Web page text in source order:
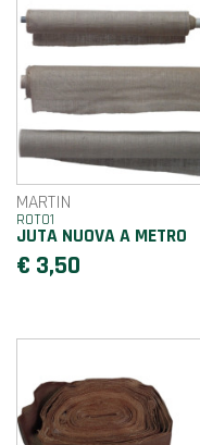
MARTIN
ROT01
JUTA NUOVA A METRO
€ 3,50